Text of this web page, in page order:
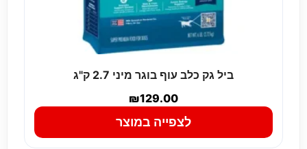
ביל גק כלב עוף בוגר מיני 2.7 ק"ג
₪129.00
לצפייה במוצר